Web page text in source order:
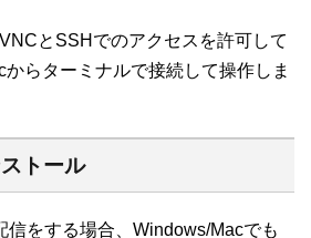
とSSHでのアクセスを許可して
らターミナルで接続して操作しま
トール
信をする場合、Windows/Macでも